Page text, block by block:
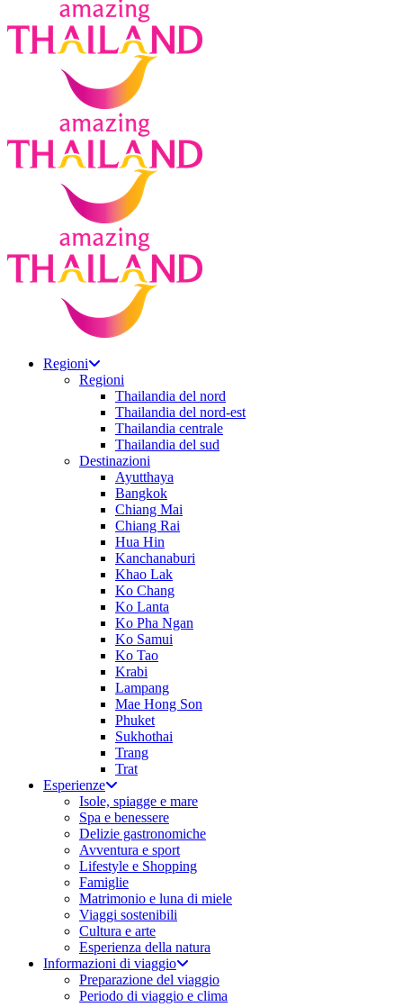
Regioni
Regioni
Thailandia del nord
Thailandia del nord-est
Thailandia centrale
Thailandia del sud
Destinazioni
Ayutthaya
Bangkok
Chiang Mai
Chiang Rai
Hua Hin
Kanchanaburi
Khao Lak
Ko Chang
Ko Lanta
Ko Pha Ngan
Ko Samui
Ko Tao
Krabi
Lampang
Mae Hong Son
Phuket
Sukhothai
Trang
Trat
Esperienze
Isole, spiagge e mare
Spa e benessere
Delizie gastronomiche
Avventura e sport
Lifestyle e Shopping
Famiglie
Matrimonio e luna di miele
Viaggi sostenibili
Cultura e arte
Esperienza della natura
Informazioni di viaggio
Preparazione del viaggio
Periodo di viaggio e clima